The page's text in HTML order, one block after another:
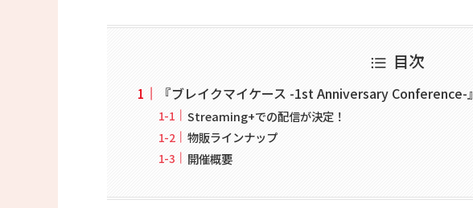
目次
『ブレイクマイケース -1st Anniversary Conference-』
Streaming+での配信が決定！
物販ラインナップ
開催概要